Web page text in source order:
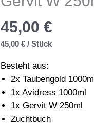
45,00 €
45,00 €/ Stück
Besteht aus:
2x Taubengold
1x Avidress 1000ml
1x Gervit W 250ml
Zuchtbuch